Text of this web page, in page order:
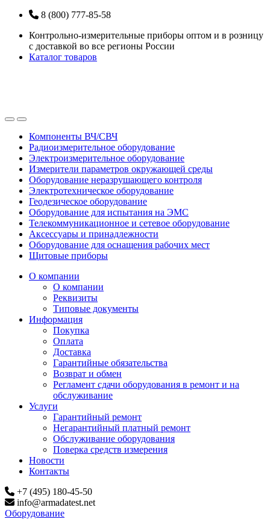
Перейти
навигации
Перейти
содержанию
8 (800) 777-85-58
Контрольно-измерительные приборы оптом и в розницу
с доставкой во все регионы России
Каталог товаров
OpenClose
Компоненты ВЧ/СВЧ
Радиоизмерительное оборудование
Электроизмерительное оборудование
Измерители параметров окружающей среды
Оборудование неразрушающего контроля
Электротехническое оборудование
Геодезическое оборудование
Оборудование для испытания на ЭМС
Телекоммуникационное и сетевое оборудование
Аксессуары и принадлежности
Оборудование для оснащения рабочих мест
Щитовые приборы
О компании
О компании
Реквизиты
Типовые документы
Информация
Покупка
Оплата
Доставка
Гарантийные обязательства
Возврат и обмен
Регламент сдачи оборудования в ремонт и на
обслуживание
Услуги
Гарантийный ремонт
Негарантийный платный ремонт
Обслуживание оборудования
Поверка средств измерения
Новости
Контакты
+7 (495) 180-45-50
info@armadatest.net
Оборудование